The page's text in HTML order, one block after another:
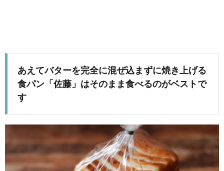
あえてバターを完全に混ぜ込まずに焼き上げる
食パン「佐藤」はそのまま食べるのがベストで
す